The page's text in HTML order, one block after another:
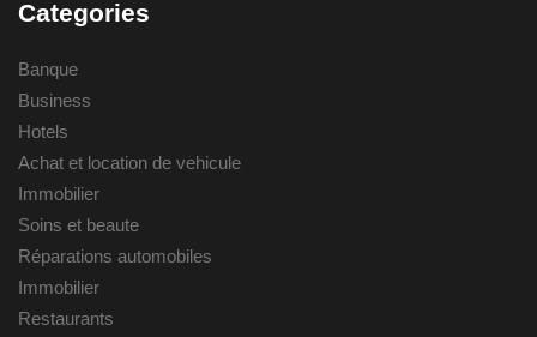
Categories
Banque
Business
Hotels
Achat et location de vehicule
Immobilier
Soins et beaute
Réparations automobiles
Immobilier
Restaurants